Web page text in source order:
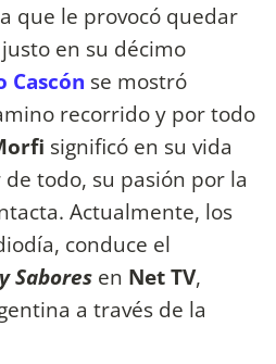
que le provocó quedar
en su décimo
Cascón se mostró
recorrido y por todo
significó en su vida
todo, su pasión por la
Actualmente, los
conduce el
Sabores en Net TV,
a través de la